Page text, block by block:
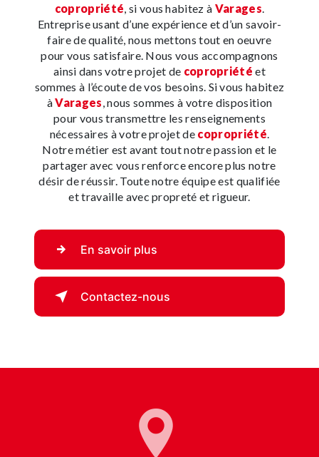
copropriété , si vous habitez à Varages
Entreprise usant d’une expérience et d’un savoir-
faire de qualité, nous mettons tout en oeuvre
pour vous satisfaire. Nous vous accompagnons
ainsi dans votre projet de copropriété et
sommes à l’écoute de vos besoins. Si vous habitez
àVarages , nous sommes à votre disposition
pour vous transmettre les renseignements
nécessaires à votre projet de copropriété
Notre métier est avant tout notre passion et le
partager avec vous renforce encore plus notre
désir de réussir. Toute notre équipe est qualifiée
et travaille avec propreté et rigueur.
En savoir plus
Contactez-nous